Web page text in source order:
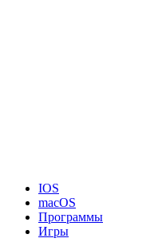
IOS
macOS
Программы
Игры